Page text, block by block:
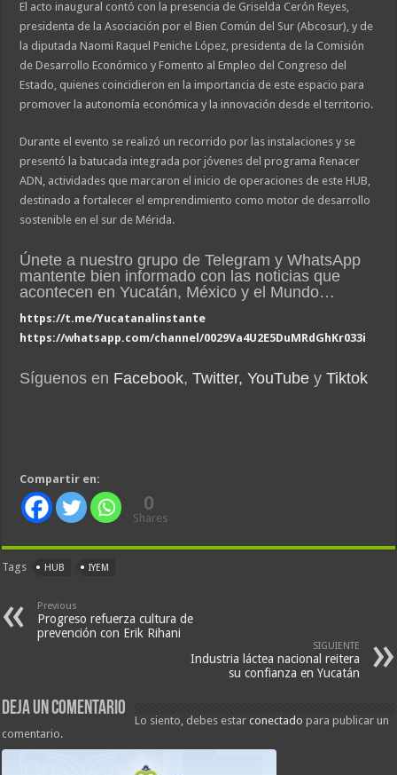
El acto inaugural contó con la presencia de Griselda Cerón Reyes,
presidenta de la Asociación por el Bien Común del Sur (Abcosur), y de
la diputada Naomi Raquel Peniche López, presidenta de la Comisión
de Desarrollo Económico y Fomento al Empleo del Congreso del
Estado, quienes coincidieron en la importancia de este espacio para
promover la autonomía económica y la innovación desde el territorio.
Durante el evento se realizó un recorrido por las instalaciones y se
presentó la batucada integrada por jóvenes del programa Renacer
ADN, actividades que marcaron el inicio de operaciones de este HUB,
destinado a fortalecer el emprendimiento como motor de desarrollo
sostenible en el sur de Mérida.
Únete a nuestro grupo de Telegram y WhatsApp
mantente bien informado con las noticias que
acontecen en Yucatán, México y el Mundo…
https://t.me/Yucatanalinstante
https://whatsapp.com/channel/0029Va4U2E5DuMRdGhKr033i
Síguenos en Facebook,Twitter, YouTube yTiktok
Compartir en:
0
Shares
Tags HUB IYEM
Previous
Progreso refuerza cultura de
prevención con Erik Rihani
SIGUIENTE
Industria láctea nacional reitera
su confianza en Yucatán
Deja un comentario
Lo siento, debes estarconectado para publicar un
comentario.